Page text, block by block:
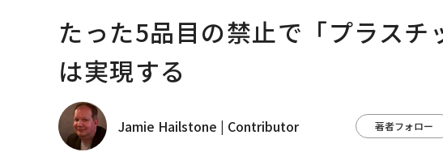
たった5品目の禁止で「プラスチ
は実現する
Jamie Hailstone | Contributor 著者フォロー